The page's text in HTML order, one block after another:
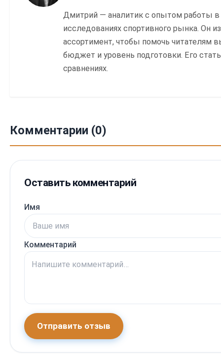
Дмитрий — аналитик с опытом работы
исследованиях спортивного рынка. Он
ассортимент, чтобы помочь читателям
бюджет и уровень подготовки. Его
сравнениях.
Комментарии (0)
Оставить комментарий
Имя
Комментарий
Отправить отзыв